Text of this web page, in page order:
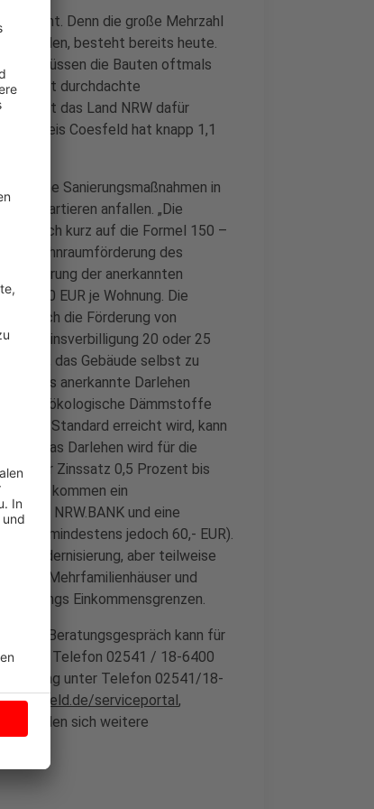
Denn die große Mehrzahl
werden, besteht bereits heute.
müssen die Bauten oftmals
gut durchdachte
stellt das Land NRW dafür
der Kreis Coesfeld hat knapp 1,1
Sanierungsmaßnahmen in
anfallen. „Die
sich kurz auf die Formel 150 –
Wohnraumförderung des
Förderung der anerkannten
EUR je Wohnung. Die
durch die Förderung von
der Zinsverbilligung 20 oder 25
das Gebäude selbst zu
Auf das anerkannte Darlehen
wenn ökologische Dämmstoffe
Standard erreicht wird, kann
Das Darlehen wird für die
der Zinssatz 0,5 Prozent bis
Hinzu kommen ein
die NRW.BANK und eine
mindestens jedoch 60,- EUR).
Modernisierung, aber teilweise
(Mehrfamilienhäuser und
allerdings Einkommensgrenzen.
Beratungsgespräch kann für
unter Telefon 02541 / 18-6400
unter Telefon 02541/18-
coesfeld.de/serviceportal,
finden sich weitere